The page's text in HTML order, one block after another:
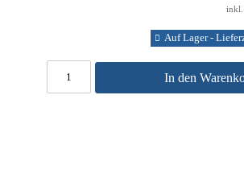
inkl.
Auf Lager -
In den